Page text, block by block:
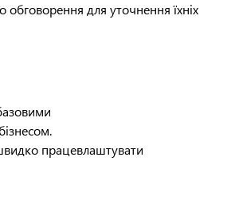
обговорення для уточнення їхніх
працевлаштувати